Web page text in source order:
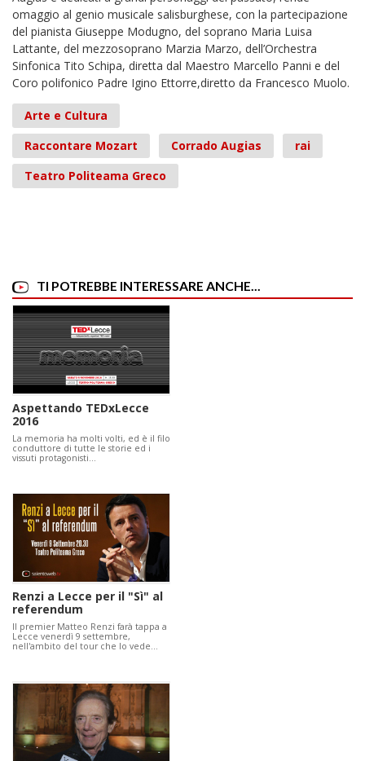
omaggio al genio musicale salisburghese, con la partecipazione
del pianista Giuseppe Modugno, del soprano Maria Luisa
Lattante, del mezzosoprano Marzia Marzo, dell’Orchestra
Sinfonica Tito Schipa, diretta dal Maestro Marcello Panni e del
Coro polifonico Padre Igino Ettorre,diretto da Francesco Muolo.
Arte e Cultura
Raccontare Mozart
Corrado Augias
rai
Teatro Politeama Greco
TI POTREBBE INTERESSARE ANCHE...
Aspettando TEDxLecce
2016
La memoria ha molti volti, ed è il filo
conduttore di tutte le storie ed i
vissuti protagonisti…
Renzi a Lecce per il "Sì" al
referendum
Il premier Matteo Renzi farà tappa a
Lecce venerdì 9 settembre,
nell'ambito del tour che lo vede…